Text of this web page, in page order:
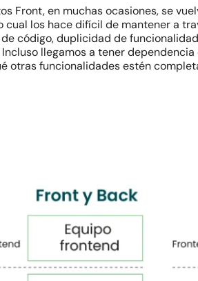
Front, en muchas ocasiones, se
los hace difícil de mantener a
código, duplicidad de
llegamos a tener
otras funcionalidades estén